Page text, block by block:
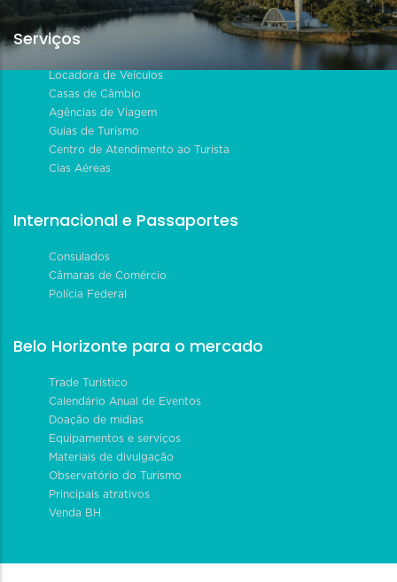
Serviços
Locadora de Veículos
Casas de Câmbio
Agências de Viagem
Guias de Turismo
Centro de Atendimento ao Turista
Cias Aéreas
Internacional e Passaportes
Consulados
Câmaras de Comércio
Polícia Federal
Belo Horizonte para o mercado
Trade Turístico
Calendário Anual de Eventos
Doação de mídias
Equipamentos e serviços
Materiais de divulgação
Observatório do Turismo
Principais atrativos
Venda BH